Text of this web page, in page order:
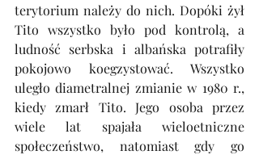
terytorium należy do nich. Dopóki żył
Tito wszystko było pod kontrolą, a
ludność serbska i albańska potrafiły
pokojowo koegzystować. Wszystko
uległo diametralnej zmianie w 1980 r.,
kiedy zmarł Tito. Jego osoba przez
wiele lat spajała wieloetniczne
społeczeństwo, natomiast gdy go